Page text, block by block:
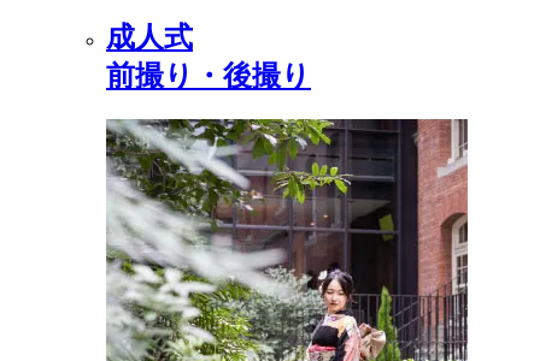
成人式
前撮り・後撮り